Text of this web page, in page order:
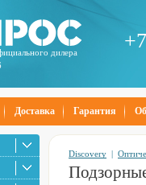
дилера
Доставка Гарантия
Discovery |